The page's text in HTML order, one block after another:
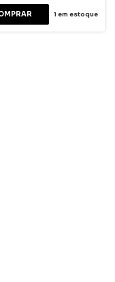
1em estoque